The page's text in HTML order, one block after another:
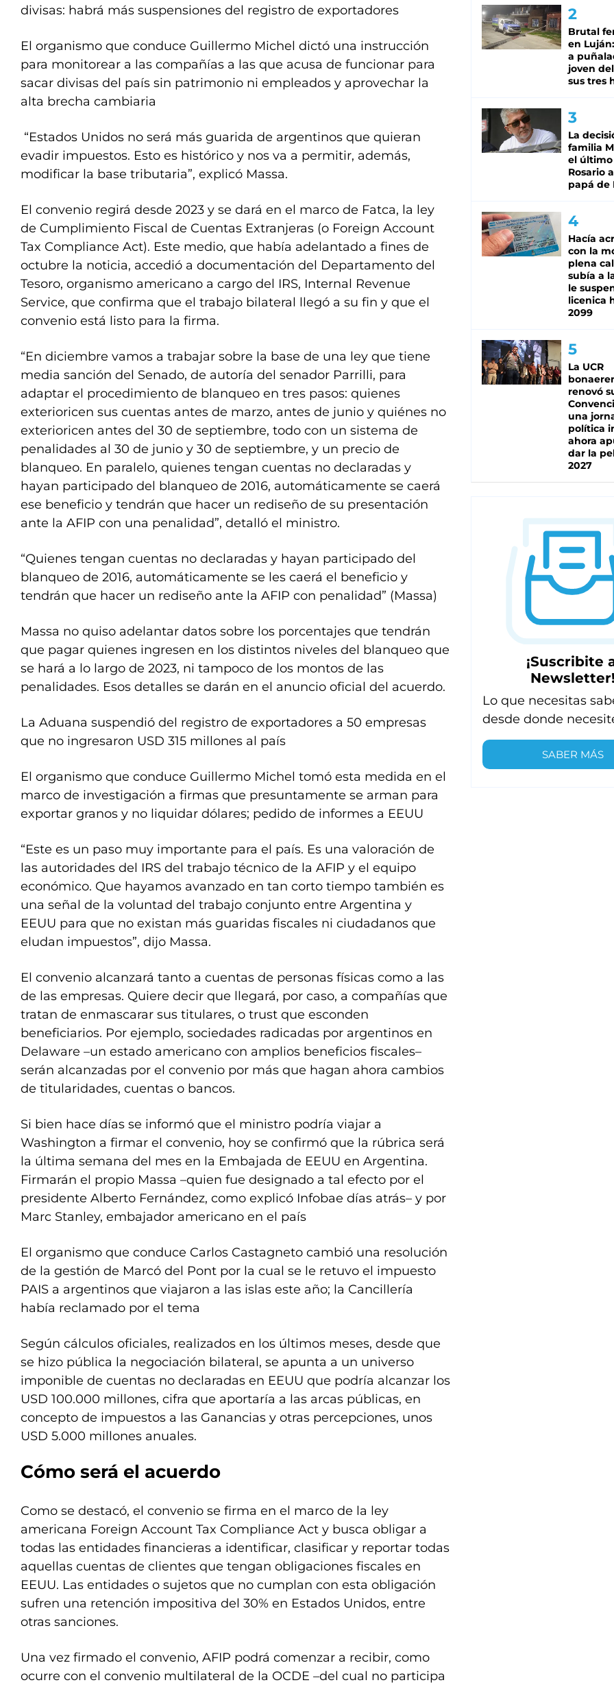
divisas: habrá más suspensiones del registro de exportadores
El organismo que conduce Guillermo Michel dictó una instrucción
para monitorear a las compañías a las que acusa de funcionar para
sacar divisas del país sin patrimonio ni empleados y aprovechar la
alta brecha cambiaria
“Estados Unidos no será más guarida de argentinos que quieran
evadir impuestos. Esto es histórico y nos va a permitir, además,
modificar la base tributaria”, explicó Massa.
El convenio regirá desde 2023 y se dará en el marco de Fatca, la ley
de Cumplimiento Fiscal de Cuentas Extranjeras (o Foreign Account
Tax Compliance Act). Este medio, que había adelantado a fines de
octubre la noticia, accedió a documentación del Departamento del
Tesoro, organismo americano a cargo del IRS, Internal Revenue
Service, que confirma que el trabajo bilateral llegó a su fin y que el
convenio está listo para la firma.
“En diciembre vamos a trabajar sobre la base de una ley que tiene
media sanción del Senado, de autoría del senador Parrilli, para
adaptar el procedimiento de blanqueo en tres pasos: quienes
exterioricen sus cuentas antes de marzo, antes de junio y quiénes no
exterioricen antes del 30 de septiembre, todo con un sistema de
penalidades al 30 de junio y 30 de septiembre, y un precio de
blanqueo. En paralelo, quienes tengan cuentas no declaradas y
hayan participado del blanqueo de 2016, automáticamente se caerá
ese beneficio y tendrán que hacer un rediseño de su presentación
ante la AFIP con una penalidad”, detalló el ministro.
“Quienes tengan cuentas no declaradas y hayan participado del
blanqueo de 2016, automáticamente se les caerá el beneficio y
tendrán que hacer un rediseño ante la AFIP con penalidad” (Massa)
Massa no quiso adelantar datos sobre los porcentajes que tendrán
que pagar quienes ingresen en los distintos niveles del blanqueo que
se hará a lo largo de 2023, ni tampoco de los montos de las
penalidades. Esos detalles se darán en el anuncio oficial del acuerdo.
La Aduana suspendió del registro de exportadores a 50 empresas
que no ingresaron USD 315 millones al país
El organismo que conduce Guillermo Michel tomó esta medida en el
marco de investigación a firmas que presuntamente se arman para
exportar granos y no liquidar dólares; pedido de informes a EEUU
“Este es un paso muy importante para el país. Es una valoración de
las autoridades del IRS del trabajo técnico de la AFIP y el equipo
económico. Que hayamos avanzado en tan corto tiempo también es
una señal de la voluntad del trabajo conjunto entre Argentina y
EEUU para que no existan más guaridas fiscales ni ciudadanos que
eludan impuestos”, dijo Massa.
El convenio alcanzará tanto a cuentas de personas físicas como a las
de las empresas. Quiere decir que llegará, por caso, a compañías que
tratan de enmascarar sus titulares, o trust que esconden
beneficiarios. Por ejemplo, sociedades radicadas por argentinos en
Delaware –un estado americano con amplios beneficios fiscales–
serán alcanzadas por el convenio por más que hagan ahora cambios
de titularidades, cuentas o bancos.
Si bien hace días se informó que el ministro podría viajar a
Washington a firmar el convenio, hoy se confirmó que la rúbrica será
la última semana del mes en la Embajada de EEUU en Argentina.
Firmarán el propio Massa –quien fue designado a tal efecto por el
presidente Alberto Fernández, como explicó Infobae días atrás– y por
Marc Stanley, embajador americano en el país
El organismo que conduce Carlos Castagneto cambió una resolución
de la gestión de Marcó del Pont por la cual se le retuvo el impuesto
PAIS a argentinos que viajaron a las islas este año; la Cancillería
había reclamado por el tema
Según cálculos oficiales, realizados en los últimos meses, desde que
se hizo pública la negociación bilateral, se apunta a un universo
imponible de cuentas no declaradas en EEUU que podría alcanzar los
USD 100.000 millones, cifra que aportaría a las arcas públicas, en
concepto de impuestos a las Ganancias y otras percepciones, unos
USD 5.000 millones anuales.
Cómo será el acuerdo
Como se destacó, el convenio se firma en el marco de la ley
americana Foreign Account Tax Compliance Act y busca obligar a
todas las entidades financieras a identificar, clasificar y reportar todas
aquellas cuentas de clientes que tengan obligaciones fiscales en
EEUU. Las entidades o sujetos que no cumplan con esta obligación
sufren una retención impositiva del 30% en Estados Unidos, entre
otras sanciones.
Una vez firmado el convenio, AFIP podrá comenzar a recibir, como
ocurre con el convenio multilateral de la OCDE –del cual no participa
Brutal
en
a
joven
sus tres
La
familia
el último
Rosario
papá de
Hacía
con la
plena
subía a
le
licenica
2099
La UCR
renovó
una
política
ahora
dar la
2027
¡Suscribite
Newsletter!
Lo que necesitas
desde donde
SABER MÁS